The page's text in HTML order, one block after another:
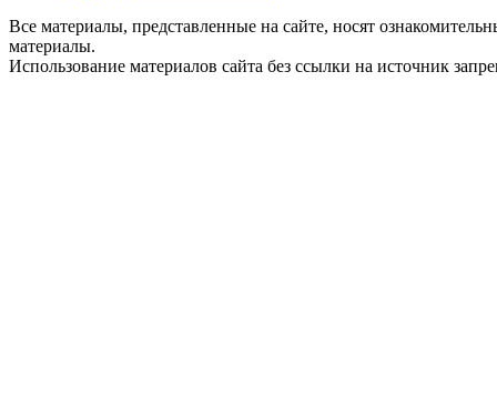
Все материалы, представленные на сайте, носят
материалы.
Использование материалов сайта без ссылки на источник